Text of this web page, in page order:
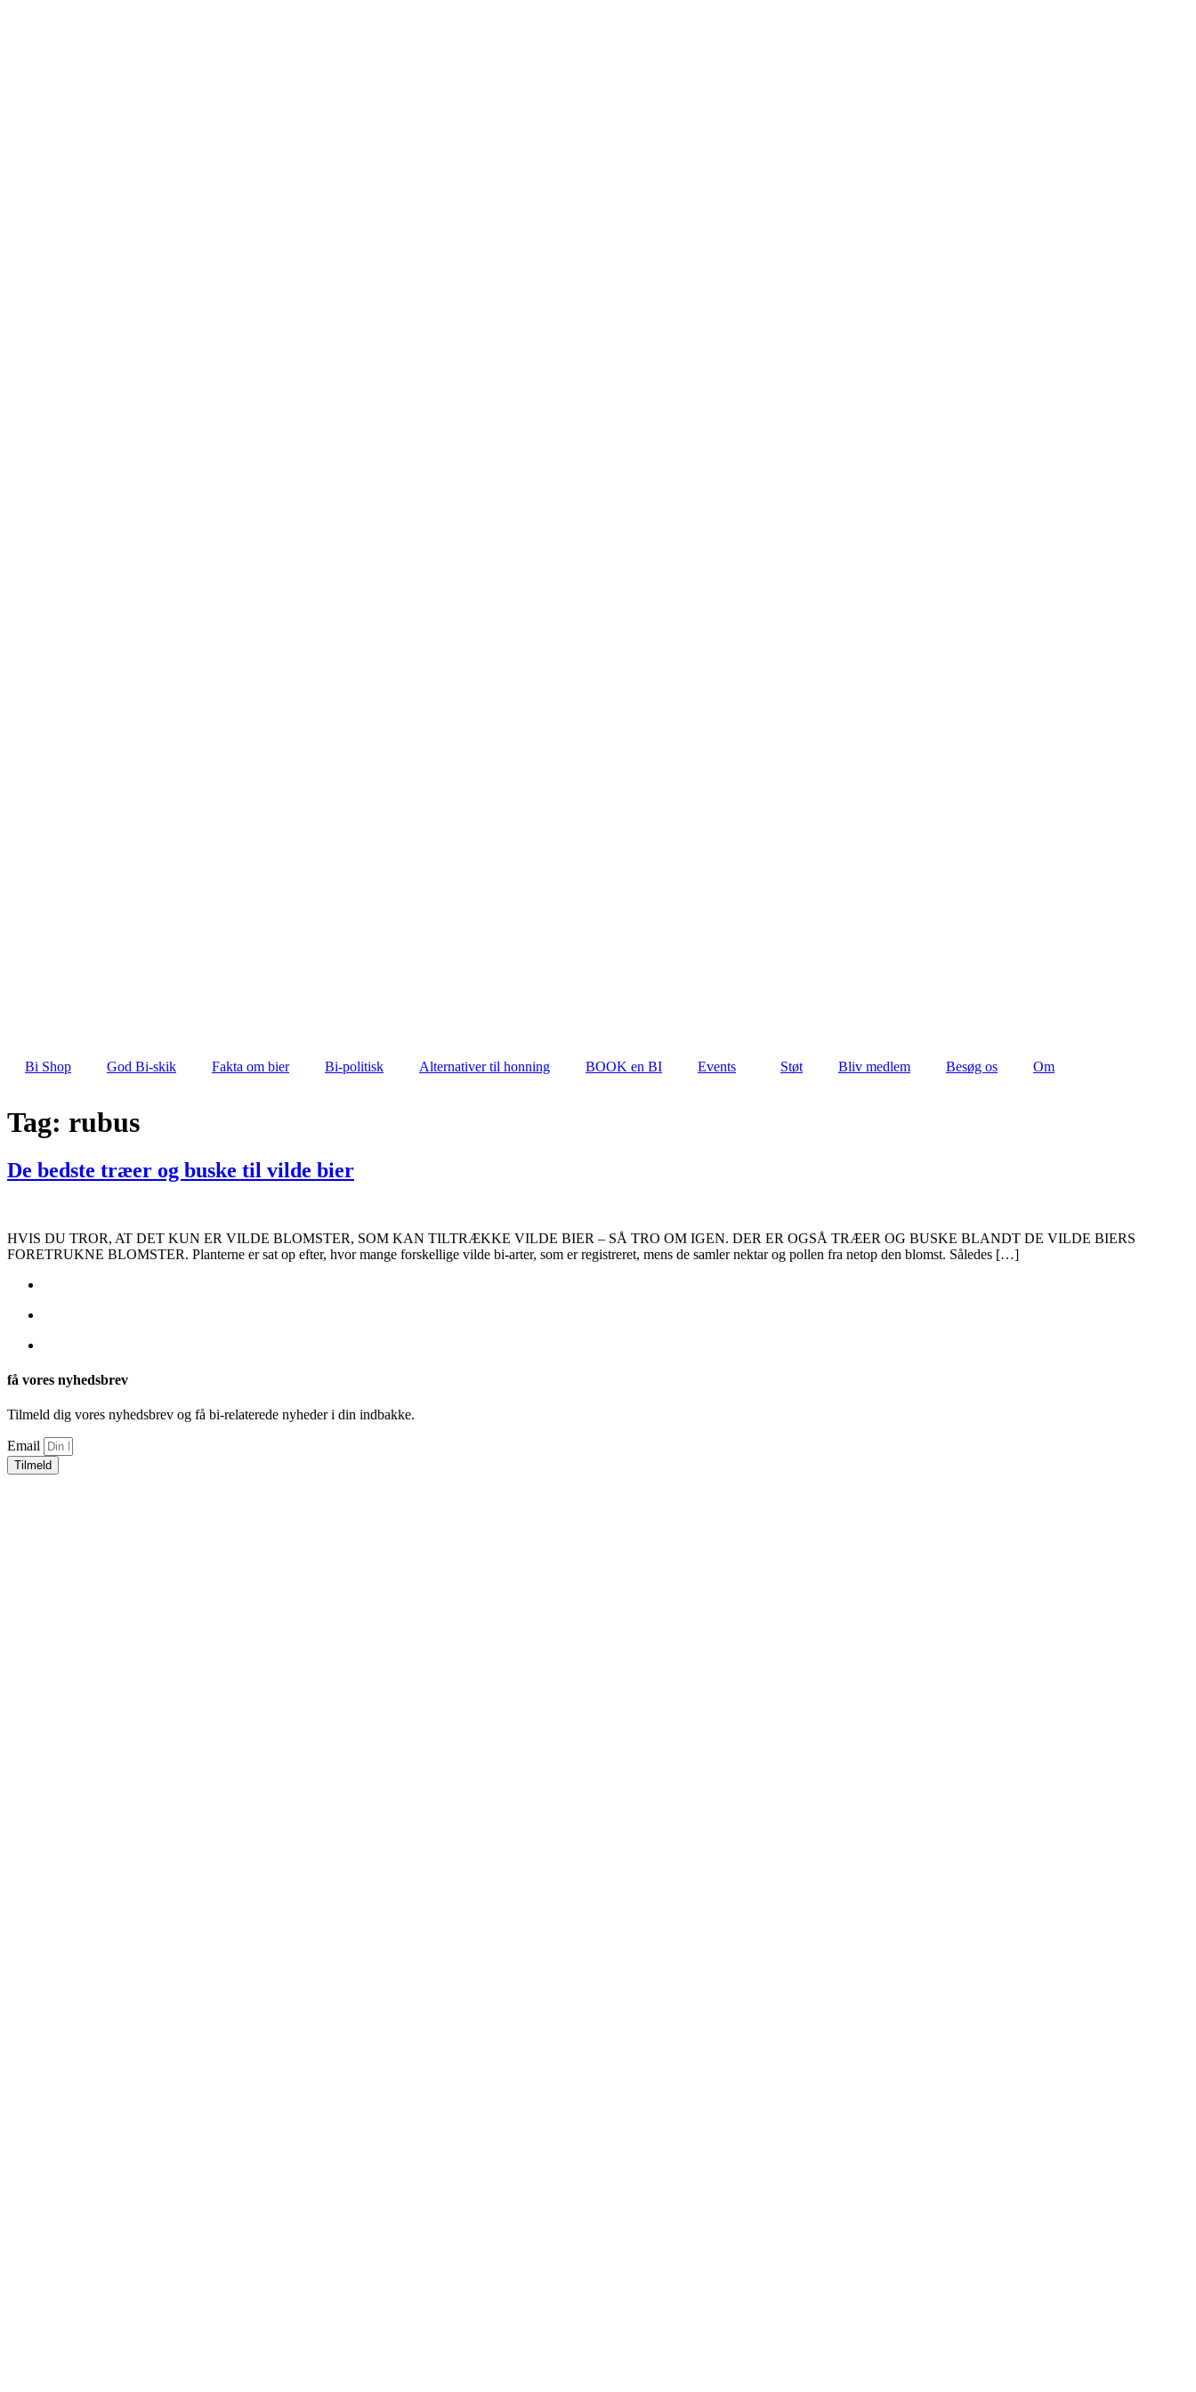
Bi Shop God Bi-skik Fakta om bier Bi-politisk Alternativer til honning BOOK en BI Events Støt Bliv medlem Besøg os Om
Tag: rubus
De bedste træer og buske til vilde bier
HVIS DU TROR, AT DET KUN ER VILDE BLOMSTER, SOM KAN TILTRÆKKE VILDE BIER – SÅ TRO OM IGEN. DER ER OGSÅ TRÆER OG BUSKE BLANDT DE VILDE BIERS
FORETRUKNE BLOMSTER. Planterne er sat op efter, hvor mange forskellige vilde bi-arter, som er registreret, mens de samler nektar og pollen fra netop den blomst. Således […]
få vores nyhedsbrev
Tilmeld dig vores nyhedsbrev og få bi-relaterede nyheder i din indbakke.
Email
Tilmeld